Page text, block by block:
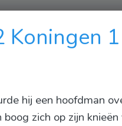
Koningen 1
hij een hoofdman
boog zich op zijn